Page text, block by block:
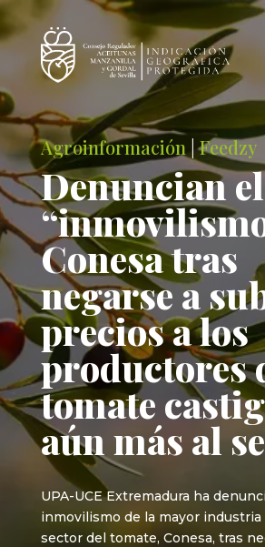
Agroinformación |Feedzy
Denuncian el
Conesa tras
negarse a
precios a los
productores
tomate
aún más al
UPA-UCE Extremadura ha
inmovilismo de la mayor industria
sector del tomate, Conesa, tras